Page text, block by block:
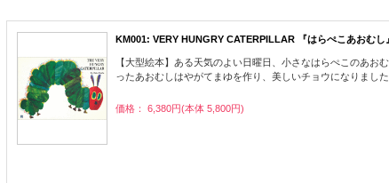
KM001: VERY HUNGRY CATERPILLAR 『はらぺこあおむし
【大型絵本】ある天気のよい日曜日、小さなはらぺこのあ
ったあおむしはやがてまゆを作り、美しいチョウになりまし
価格： 6,380円(本体 5,800円)